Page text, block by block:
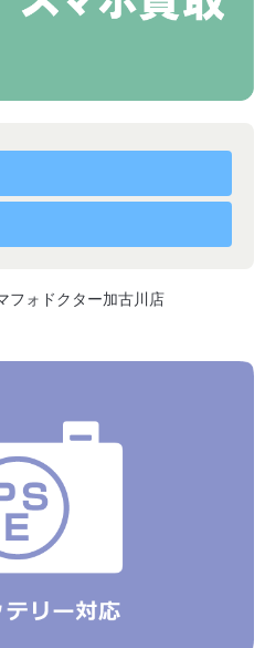
ォドクター加古川店